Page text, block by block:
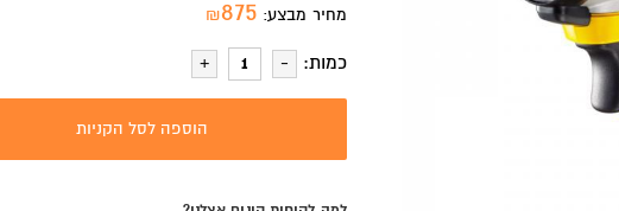
מחיר מבצע:
₪875
כמות:
הוספה לסל הקניות